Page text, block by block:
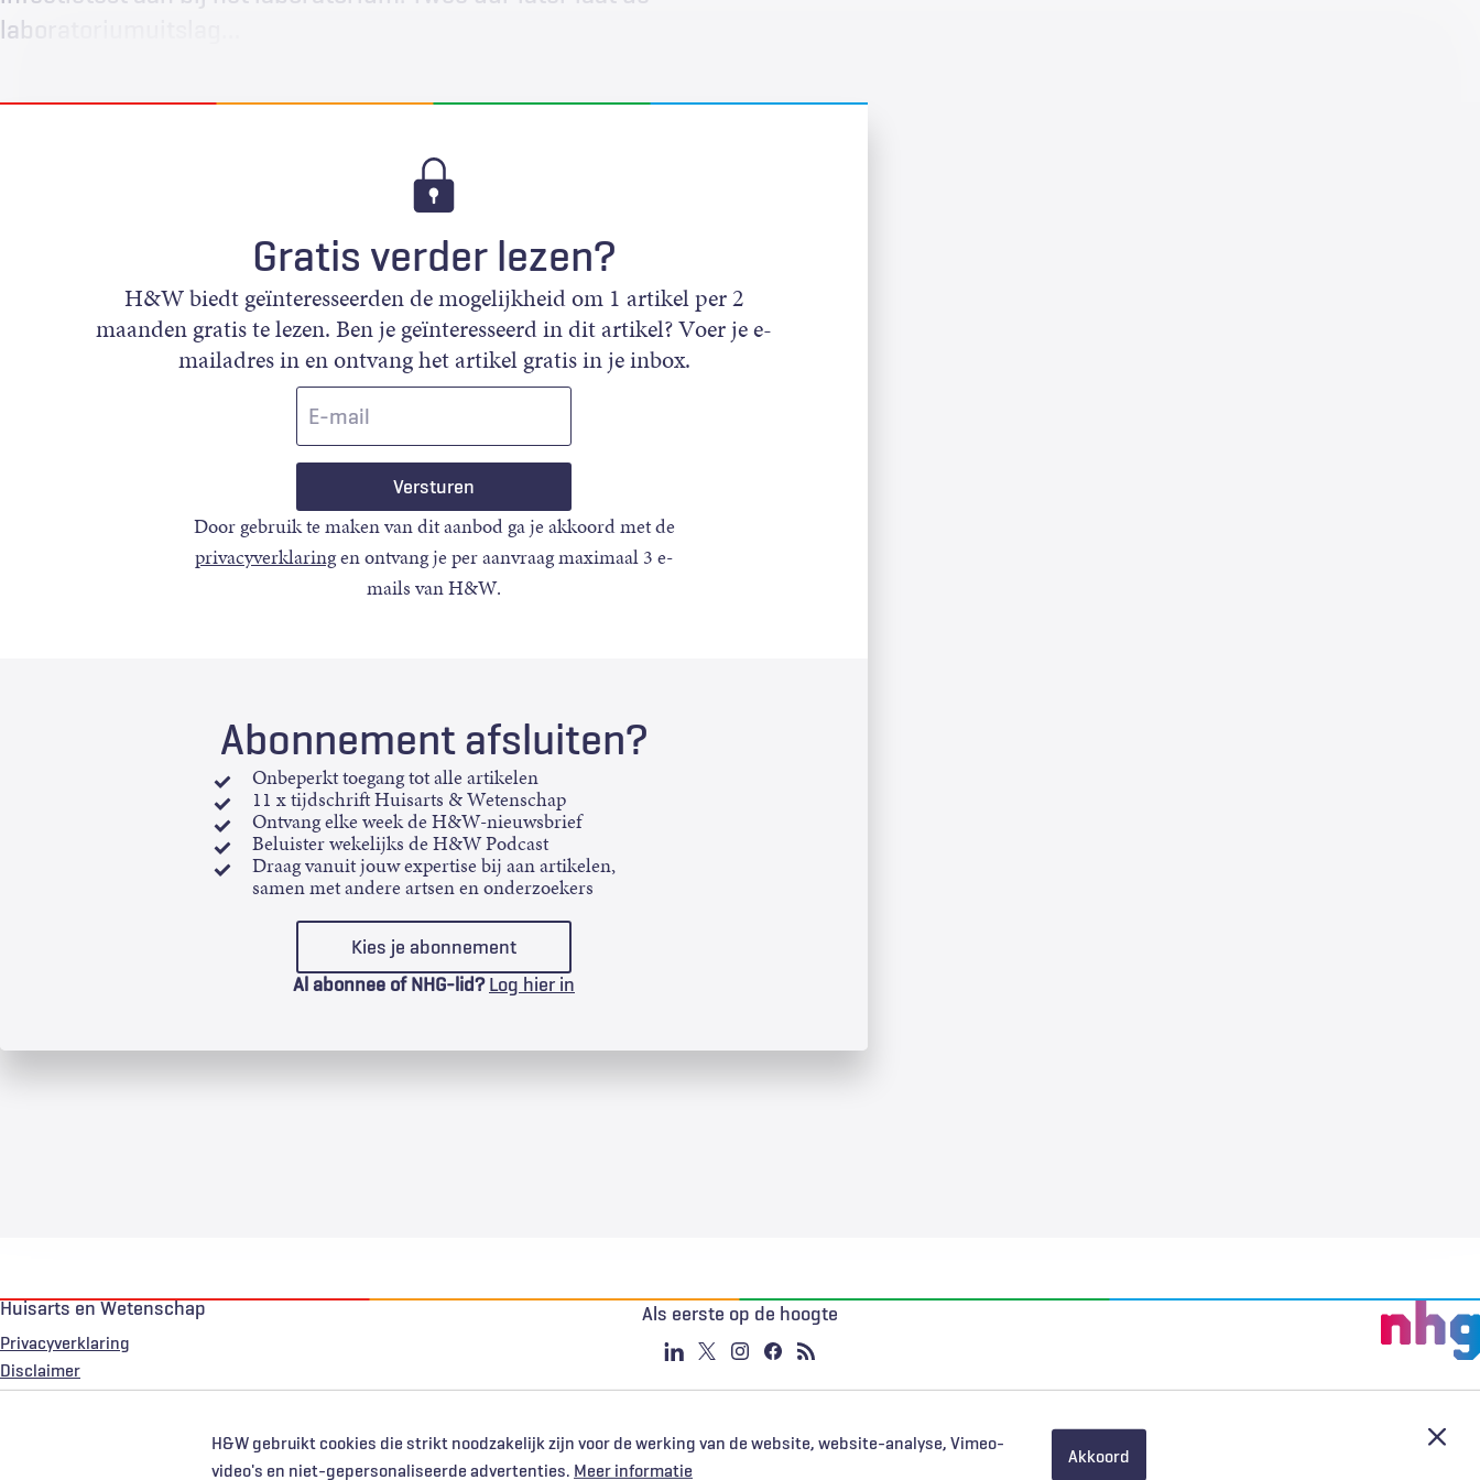
H&W gebruikt cookies die strikt noodzakelijk zijn voor de werking van de website, website-analyse, Vimeo-
video's en niet-gepersonaliseerde advertenties. Meer informatie
Akkoord
laboratoriumuitslag…
Gratis verder lezen?
H&W biedt geïnteresseerden de mogelijkheid om 1 artikel per 2
maanden gratis te lezen. Ben je geïnteresseerd in dit artikel? Voer je e-
mailadres in en ontvang het artikel gratis in je inbox.
Door gebruik te maken van dit aanbod ga je akkoord met de
privacyverklaringen ontvang je per aanvraag maximaal 3 e-
mails van H&W.
Abonnement afsluiten?
Onbeperkt toegang tot alle artikelen
11 x tijdschrift Huisarts & Wetenschap
Ontvang elke week de H&W-nieuwsbrief
Beluister wekelijks de H&W Podcast
Draag vanuit jouw expertise bij aan artikelen,
samen met andere artsen en onderzoekers
Kies je abonnement
Al abonnee of NHG-lid? Log hier in
Huisarts en Wetenschap
Privacyverklaring
Voet
Disclaimer
Als eerste op de hoogte